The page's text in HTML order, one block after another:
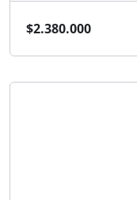
$2.380.000